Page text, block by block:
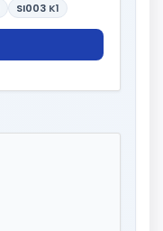
SI003 K1